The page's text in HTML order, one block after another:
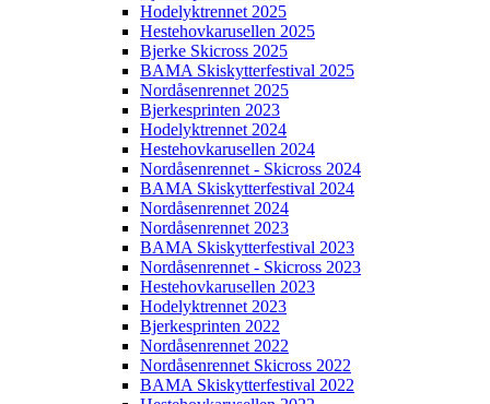
Hodelyktrennet 2025
Hestehovkarusellen 2025
Bjerke Skicross 2025
BAMA Skiskytterfestival 2025
Nordåsenrennet 2025
Bjerkesprinten 2023
Hodelyktrennet 2024
Hestehovkarusellen 2024
Nordåsenrennet - Skicross 2024
BAMA Skiskytterfestival 2024
Nordåsenrennet 2024
Nordåsenrennet 2023
BAMA Skiskytterfestival 2023
Nordåsenrennet - Skicross 2023
Hestehovkarusellen 2023
Hodelyktrennet 2023
Bjerkesprinten 2022
Nordåsenrennet 2022
Nordåsenrennet Skicross 2022
BAMA Skiskytterfestival 2022